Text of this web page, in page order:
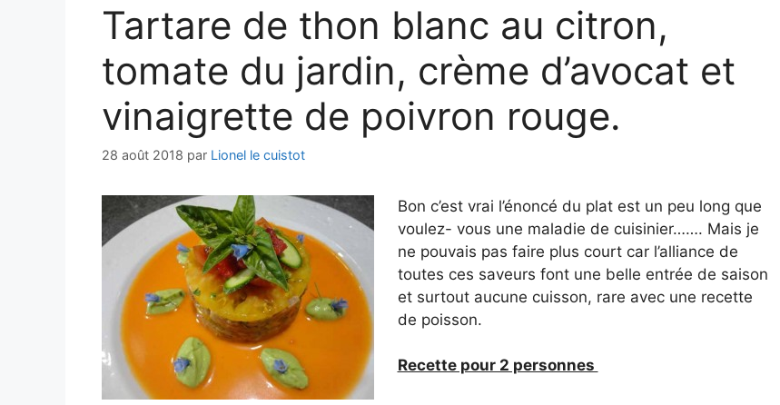
Tartare de thon blanc au citron,
tomate du jardin, crème d’avocat et
vinaigrette de poivron rouge.
28 août 2018 par Lionel le cuistot
Bon c’est vrai l’énoncé du plat est un peu long que
voulez- vous une maladie de cuisinier……. Mais je
ne pouvais pas faire plus court car l’alliance de
toutes ces saveurs font une belle entrée de saison
et surtout aucune cuisson, rare avec une recette
de poisson.
Recette pour 2 personnes